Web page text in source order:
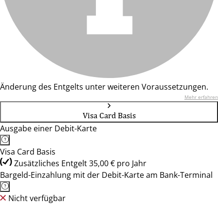
Änderung des Entgelts unter weiteren Voraussetzungen.
Mehr erfahren
Visa Card Basis
Ausgabe einer Debit-Karte
Visa Card Basis
Zusätzliches Entgelt 35,00 € pro Jahr
Bargeld-Einzahlung mit der Debit-Karte am Bank-Terminal
Nicht verfügbar